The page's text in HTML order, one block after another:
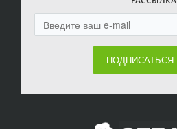
ПОДПИСАТЬСЯ